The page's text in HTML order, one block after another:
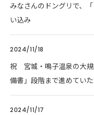
みなさんのドングリで、
い込み
2024/11/18
祝 宮城・鳴子温泉の大規
備書」段階まで進めてい
2024/11/17